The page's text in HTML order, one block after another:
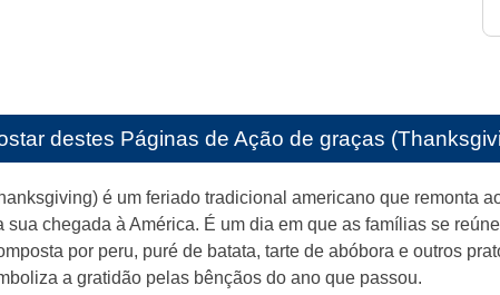
destes Páginas de Ação de graças
é um feriado tradicional americano que remonta
sua chegada à América. É um dia em que as famílias se
por peru, puré de batata, tarte de abóbora e outros
a gratidão pelas bênçãos do ano que passou.